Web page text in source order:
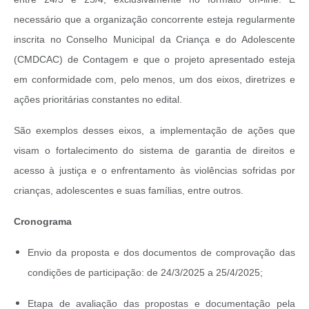
necessário que a organização concorrente esteja regularmente
inscrita no Conselho Municipal da Criança e do Adolescente
(CMDCAC) de Contagem e que o projeto apresentado esteja
em conformidade com, pelo menos, um dos eixos, diretrizes e
ações prioritárias constantes no edital.
São exemplos desses eixos, a implementação de ações que
visam o fortalecimento do sistema de garantia de direitos e
acesso à justiça e o enfrentamento às violências sofridas por
crianças, adolescentes e suas famílias, entre outros.
Cronograma
Envio da proposta e dos documentos de comprovação das
condições de participação: de 24/3/2025 a 25/4/2025;
Etapa de avaliação das propostas e documentação pela